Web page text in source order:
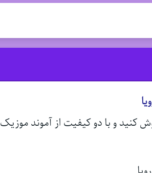
کنید و با دو کیفیت از آموند موزیک